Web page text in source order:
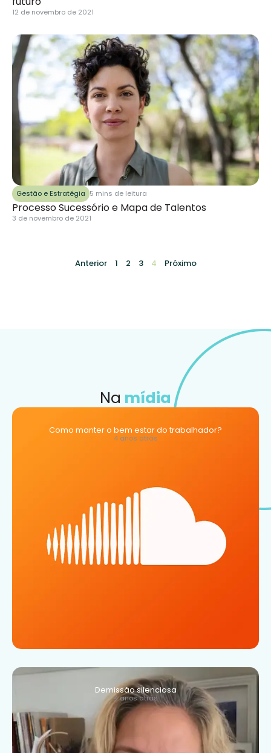
12 de novembro de 2021
Gestão e Estratégia 5 mins de leitura
Processo Sucessório e Mapa de Talentos
3 de novembro de 2021
Anterior 1 2 3 4 Próximo
Na mídia
Como manter o bem estar do trabalhador?
4 anos atrás
Demissão silenciosa
4 anos atrás